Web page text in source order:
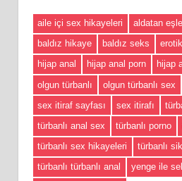
aile içi sex hikayeleri aldatan
baldız hikaye
baldız seks
hijap anal
hijap anal porn hijap
olgun türbanlı
olgun türbanlı sex
sex itiraf sayfası
sex itirafı
türbanlı anal sex
türbanlı porno
türbanlı sex hikayeleri
türbanlı
türbanlı türbanlı anal
yenge ile